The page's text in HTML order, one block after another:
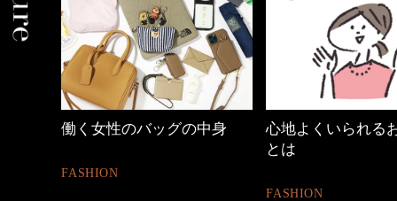
働く女性のバッグの中身
FASHION
心地よくいられるおし
FASHION